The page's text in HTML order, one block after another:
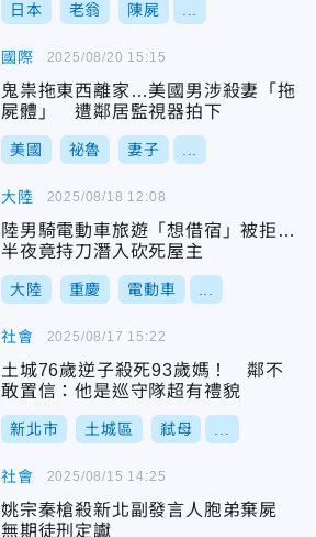
日本 老翁 陳屍
國際
鬼祟拖東西離家…美國男涉殺妻「拖
屍體」 遭鄰居監視器拍下
美國 祕魯 妻子
2025/08/20 15:15
大陸
陸男騎電動車旅遊「想借宿」被拒…
半夜竟持刀潛入砍死屋主
大陸 重慶 電動車
2025/08/18 12:08
社會
土城76歲逆子殺死93歲媽！ 鄰不
敢置信：他是巡守隊超有禮貌
新北市 土城區 弒母
2025/08/17 15:22
社會
姚宗秦槍殺新北副發言人胞弟棄屍
無期徒刑定讞
2025/08/15 14:25